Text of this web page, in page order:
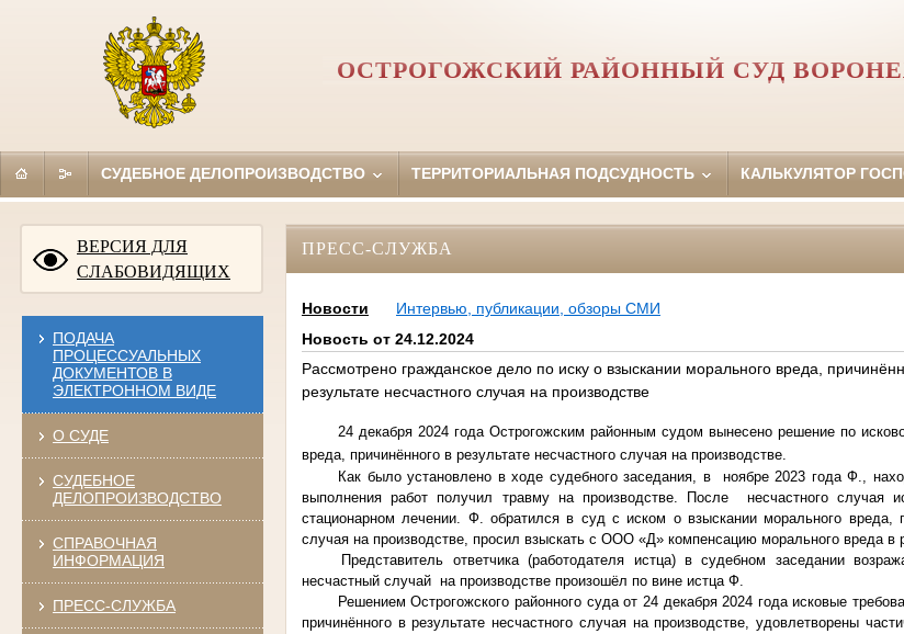
ОСТРОГОЖСКИЙ РАЙОННЫЙ СУД
СУДЕБНОЕ ДЕЛОПРОИЗВОДСТВО ТЕРРИТОРИАЛЬНАЯ ПОДСУДНОСТЬ КАЛЬКУЛЯТОР
ВЕРСИЯ ДЛЯ
СЛАБОВИДЯЩИХ
ПОДАЧА
ПРОЦЕССУАЛЬНЫХ
ДОКУМЕНТОВ В
ЭЛЕКТРОННОМ ВИДЕ
О СУДЕ
СУДЕБНОЕ
ДЕЛОПРОИЗВОДСТВО
СПРАВОЧНАЯ
ИНФОРМАЦИЯ
ПРЕСС-СЛУЖБА
ПРЕСС-СЛУЖБА
Новости
Интервью, публикации, обзоры СМИ
Новость от 24.12.2024
Рассмотрено гражданское дело по иску о взыскании морального вреда,
результате несчастного случая на производстве
24 декабря 2024 года Острогожским районным судом вынесено решение по
вреда, причинённого в результате несчастного случая на производстве.
Как было установлено в ходе судебного заседания, в ноябре 2023 года Ф.,
выполнения работ получил травму на производстве. После несчастного случая
стационарном лечении. Ф. обратился в суд с иском о взыскании морального вреда,
случая на производстве, просил взыскать с ООО «Д» компенсацию морального вреда в
Представитель ответчика (работодателя истца) в судебном заседании
несчастный случай на производстве произошёл по вине истца Ф.
Решением Острогожского районного суда от 24 декабря 2024 года исковые
причинённого в результате несчастного случая на производстве, удовлетворены